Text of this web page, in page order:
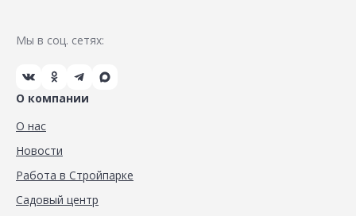
Мы в соц. сетях:
О компании
О нас
Новости
Работа в Стройпарке
Садовый центр